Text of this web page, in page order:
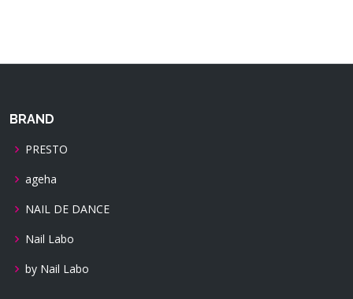
BRAND
PRESTO
ageha
NAIL DE DANCE
Nail Labo
by Nail Labo